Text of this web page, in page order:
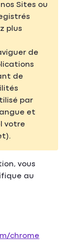
Sites ou
plus
de
de
par
et
votre
vous
au
chrome